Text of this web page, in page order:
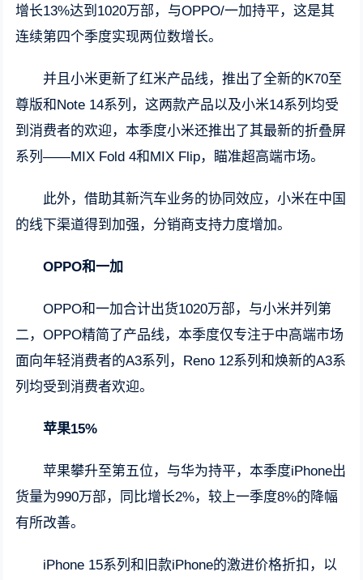
增长13%达到1020万部，与OPPO/一加持平，这是其
连续第四个季度实现两位数增长。
并且小米更新了红米产品线，推出了全新的K70至
尊版和Note 14系列，这两款产品以及小米14系列均受
到消费者的欢迎，本季度小米还推出了其最新的折叠屏
系列——MIX Fold 4和MIX Flip，瞄准超高端市场。
此外，借助其新汽车业务的协同效应，小米在中国
的线下渠道得到加强，分销商支持力度增加。
OPPO和一加
OPPO和一加合计出货1020万部，与小米并列第
二，OPPO精简了产品线，本季度仅专注于中高端市场
面向年轻消费者的A3系列，Reno 12系列和焕新的A3系
列均受到消费者欢迎。
苹果15%
苹果攀升至第五位，与华为持平，本季度iPhone出
货量为990万部，同比增长2%，较上一季度8%的降幅
有所改善。
iPhone 15系列和旧款iPhone的激进价格折扣，以